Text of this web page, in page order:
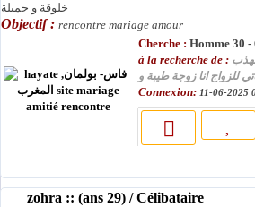
خلوقة و جميلة
Objectif : rencontre mariage amour
Cherche : Homme 30 -
à la recherche de :
Connexion: 11-06-2025
zohra :: (ans 29) / Célibataire